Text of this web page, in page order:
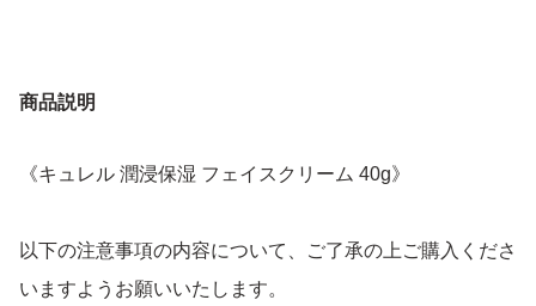
商品説明
《キュレル 潤浸保湿 フェイスクリーム 40g》
以下の注意事項の内容について、ご了承の上ご購入くださ
いますようお願いいたします。